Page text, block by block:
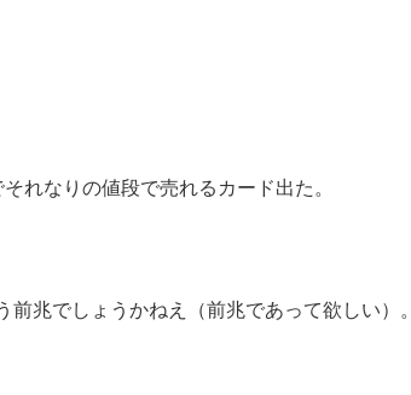
れなりの値段で売れるカード出た。
兆でしょうかねえ（前兆であって欲しい）。